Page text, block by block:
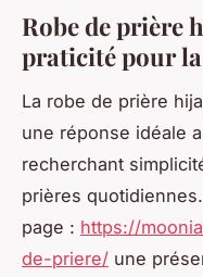
Robe de prière
praticité pour
La robe de prière
une réponse idéale
recherchant
prières
page : https://
de-priere/ une